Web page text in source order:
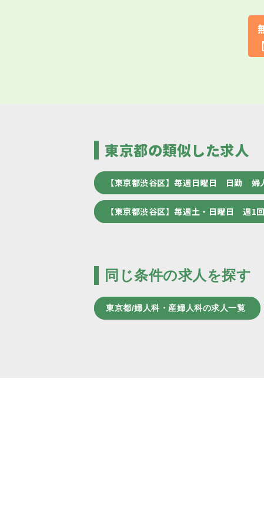
東京都の類似した求人
【東京都渋谷区】毎週日曜日 日勤
【東京都渋谷区】毎週土・日曜日
同じ条件の求人を探す
東京都/婦人科・産婦人科の求人一覧